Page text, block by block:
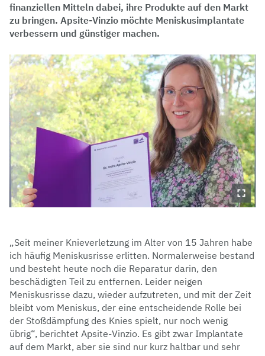
finanziellen Mitteln dabei, ihre Produkte auf den Markt
zu bringen. Apsite-Vinzio möchte Meniskusimplantate
verbessern und günstiger machen.
„Seit meiner Knieverletzung im Alter von 15 Jahren habe
ich häufig Meniskusrisse erlitten. Normalerweise bestand
und besteht heute noch die Reparatur darin, den
beschädigten Teil zu entfernen. Leider neigen
Meniskusrisse dazu, wieder aufzutreten, und mit der Zeit
bleibt vom Meniskus, der eine entscheidende Rolle bei
der Stoßdämpfung des Knies spielt, nur noch wenig
übrig“, berichtet Apsite-Vinzio. Es gibt zwar Implantate
auf dem Markt, aber sie sind nur kurz haltbar und sehr